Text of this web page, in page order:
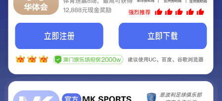
我们即将上线啦...
我们的网站正在建设.
它将是非常棒的网站.